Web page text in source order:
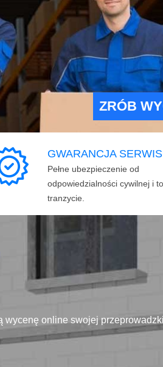
ZRÓB
GWARANCJA
Pełne ubezpieczenie od
odpowiedzialności cywilnej i
tranzycie.
wycenę online swojej